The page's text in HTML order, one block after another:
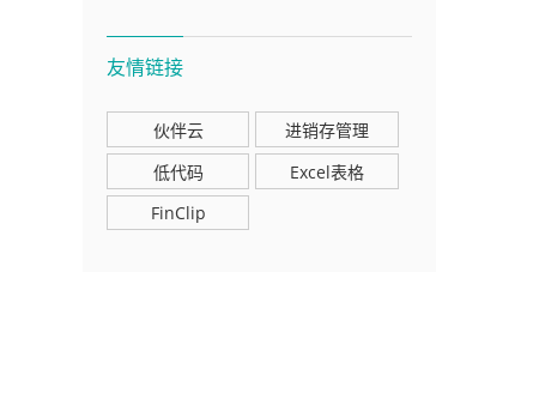
友情链接
伙伴云
进销存管理
低代码
Excel表格
FinClip